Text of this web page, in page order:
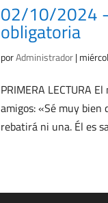
02/10/2024
obligatoria
porAdministrador|
PRIMERA LECTURA
amigos: «Sé muy bien
rebatirá ni una. Él es